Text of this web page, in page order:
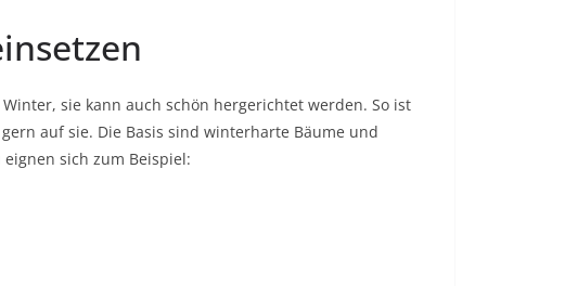
sie kann auch schön hergerichtet werden. So ist
auf sie. Die Basis sind winterharte Bäume und
sich zum Beispiel: